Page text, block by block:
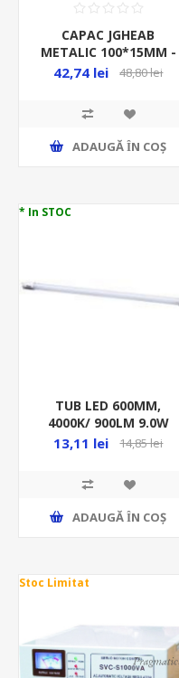
CAPAC JGHEAB
METALIC 100*15MM -
3M/BUC - RANFORSAT
42,74 lei 48,80 lei
ADAUGĂ ȊN COŞ
* In STOC
TUB LED 600MM,
4000K/ 900LM 9.0W
G13/T8/2CAP, SMD
13,11 lei 14,85 lei
ADAUGĂ ȊN COŞ
Stoc Limitat